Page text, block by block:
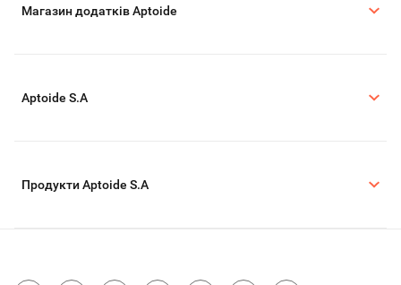
Магазин додатків Aptoide
Aptoide S.A
Продукти Aptoide S.A